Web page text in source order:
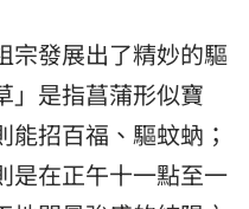
宗發展出了精妙的驅
」是指菖蒲形似寶
招百福、驅蚊蚋；
是在正午十一點至一